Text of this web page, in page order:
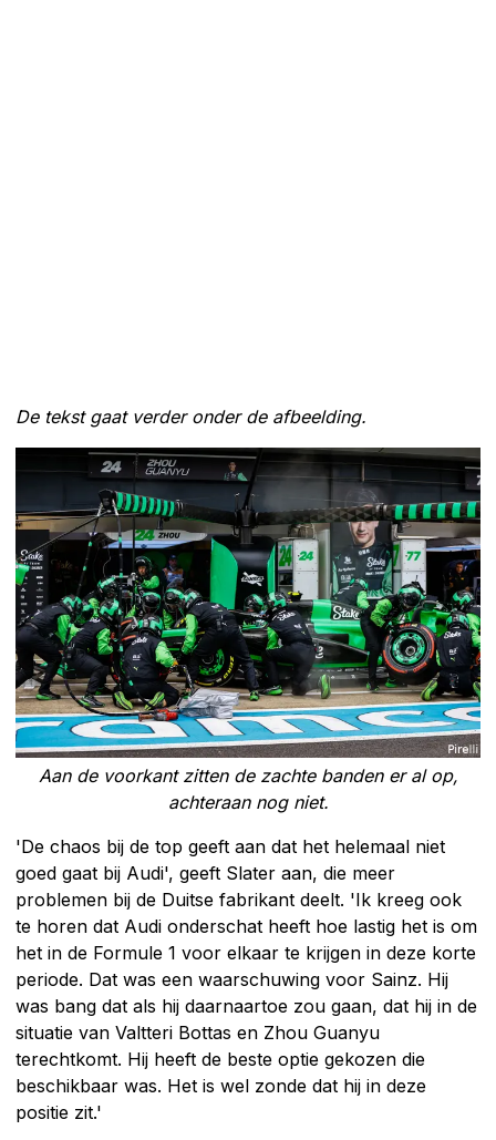
De tekst gaat verder onder de afbeelding.
Aan de voorkant zitten de zachte banden er al op,
achteraan nog niet.
'De chaos bij de top geeft aan dat het helemaal niet
goed gaat bij Audi', geeft Slater aan, die meer
problemen bij de Duitse fabrikant deelt. 'Ik kreeg ook
te horen dat Audi onderschat heeft hoe lastig het is om
het in de Formule 1 voor elkaar te krijgen in deze korte
periode. Dat was een waarschuwing voor Sainz. Hij
was bang dat als hij daarnaartoe zou gaan, dat hij in de
situatie van Valtteri Bottas en Zhou Guanyu
terechtkomt. Hij heeft de beste optie gekozen die
beschikbaar was. Het is wel zonde dat hij in deze
positie zit.'